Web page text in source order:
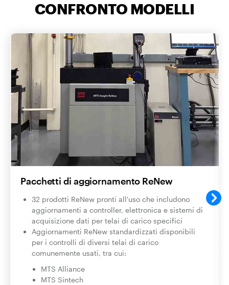
CONFRONTO MODELLI
Pacchetti di aggiornamento ReNew
32 prodotti ReNew pronti all'uso che includono
aggiornamenti a controller, elettronica e sistemi di
acquisizione dati per telai di carico specifici
Aggiornamenti ReNew standardizzati disponibili
per i controlli di diversi telai di carico
comunemente usati, tra cui:
MTS Alliance
MTS Sintech